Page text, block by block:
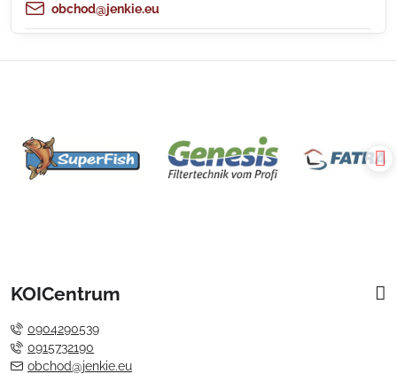
obchod@jenkie.eu
KOICentrum
0904290539
0915732190
obchod@jenkie.eu